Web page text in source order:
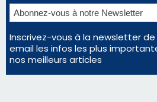
Inscrivez-vous à la newsletter
email les infos les plus
nos meilleurs articles